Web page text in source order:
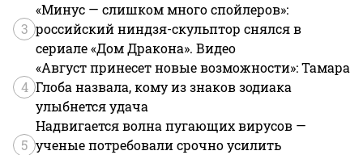
3
«Минус — слишком много спойлеров»:
российский ниндзя-скульптор снялся в
сериале «Дом Дракона». Видео
4
«Август принесет новые возможности»: Тамара
Глоба назвала, кому из знаков зодиака
улыбнется удача
5
Надвигается волна пугающих вирусов —
ученые потребовали срочно усилить